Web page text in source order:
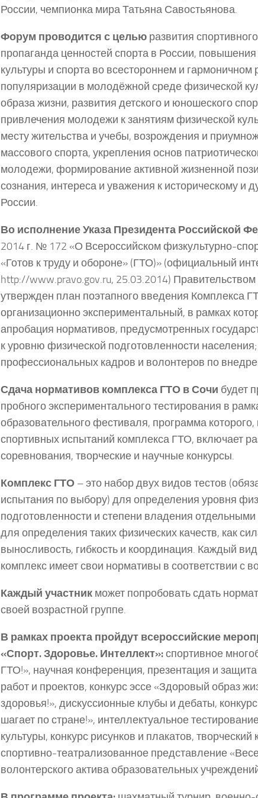
России, чемпионка мира Татьяна Савостьянова.
Форум проводится с целью развития
пропаганда ценностей спорта в России,
культуры и спорта во всестороннем и гармоничном
популяризации в молодёжной среде физической
образа жизни, развития детского и юношеского
привлечения молодежи к занятиям физической
месту жительства и учебы, возрождения и
массового спорта, укрепления основ
молодежи, формирование активной жизненной
сознания, интереса и уважения к историческому и
России.
Во исполнение Указа Президента Российской
2014 г. № 172 «О Всероссийском физкультурно-
«Готов к труду и обороне» (ГТО)» (официальный
http://www.pravo.gov.ru, 25.03.2014)
утвержден план поэтапного введения Комплекса
организационно экспериментальный, в рамках
апробация нормативов, предусмотренных
к уровню физической подготовленности
профессиональных кадров и волонтеров по
Сдача нормативов комплекса ГТО в Сочи будет
пробного экспериментального тестирования в
образовательного фестиваля, программа
спортивных испытаний комплекса ГТО, включает
соревнования, творческие и научные конкурсы.
Комплекс ГТО – это набор двух видов тестов
испытания по выбору) для определения уровня
подготовленности и степени владения
для определения таких физических качеств, как
выносливость, гибкость и координация. Каждый
комплекс имеет свои нормативы в соответствии с
Каждый участник может попробовать сдать
своей возрастной группе.
В рамках проекта пройдут всероссийские
«Спорт. Здоровье. Интеллект»:спортивное
ГТО!», научная конференция, презентация и
работ и проектов, конкурс эссе «Здоровый образ
здоровья!», дискуссионные клубы и дебаты,
шагает по стране!», интеллектуальное
культуры, конкурс рисунков и плакатов,
спортивно-театрализованное представление
волонтерского актива образовательных